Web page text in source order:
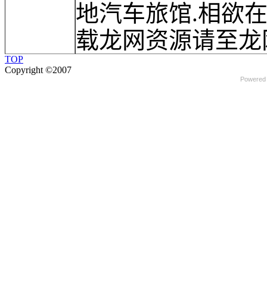
地汽车旅馆.相欲
载龙网资源请至
TOP
Copyright ©2007